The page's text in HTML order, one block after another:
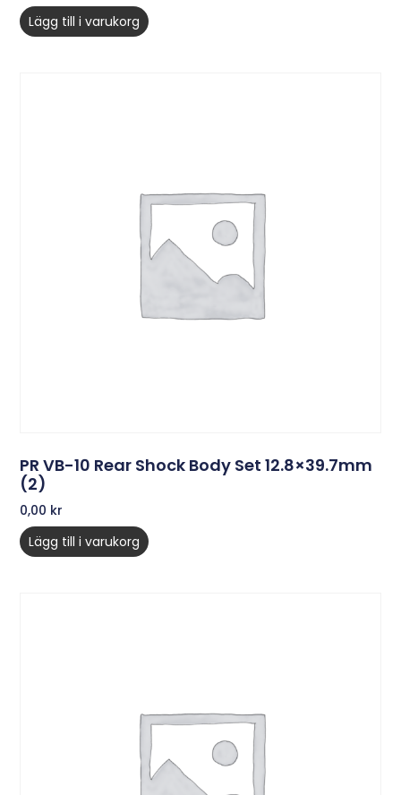
Lägg till i varukorg
PR VB-10 Rear Shock Body Set 12.8×39.7mm
(2)
0,00 kr
Lägg till i varukorg